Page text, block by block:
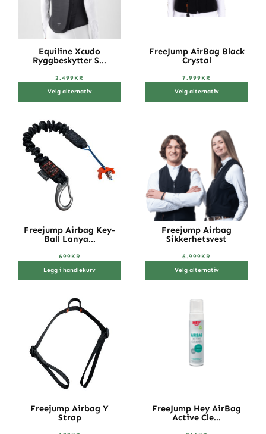
Equiline Xcudo
Ryggbeskytter S...
2.499KR
Velg alternativ
FreeJump AirBag Black
Crystal
7.999KR
Velg alternativ
Freejump Airbag Key-
Ball Lanya...
699KR
Legg i handlekurv
Freejump Airbag
Sikkerhetsvest
6.999KR
Velg alternativ
Freejump Airbag Y
Strap
FreeJump Hey AirBag
Active Cle...